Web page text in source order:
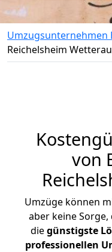
Umzugsunternehmen
Reichelsheim Wetterau
von
Umzüge können
aber keine
diegünstigste
professionellen